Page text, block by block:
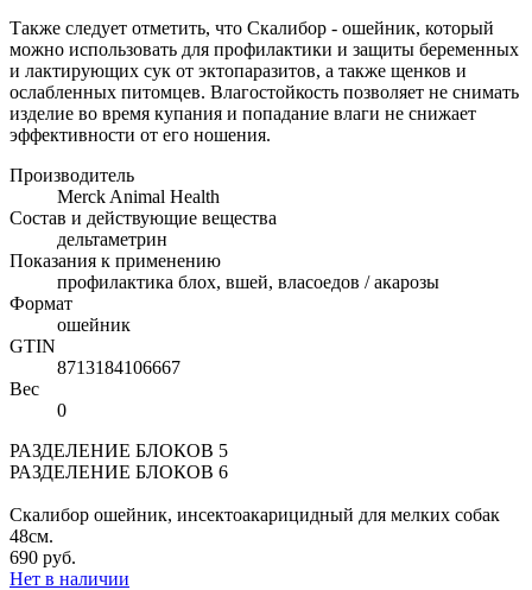
Также следует отметить, что Скалибор - ошейник, который
можно использовать для профилактики и защиты беременных
и лактирующих сук от эктопаразитов, а также щенков и
ослабленных питомцев. Влагостойкость позволяет не снимать
изделие во время купания и попадание влаги не снижает
эффективности от его ношения.
Производитель
Merck Animal Health
Состав и действующие вещества
дельтаметрин
Показания к применению
профилактика блох, вшей, власоедов / акарозы
Формат
ошейник
GTIN
8713184106667
Вес
0
РАЗДЕЛЕНИЕ БЛОКОВ 5
РАЗДЕЛЕНИЕ БЛОКОВ 6
Скалибор ошейник, инсектоакарицидный для мелких собак
48см.
690 руб.
Нет в наличии